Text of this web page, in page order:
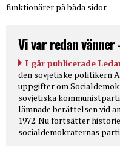
funktionärer på båda sidor.
Vi var redan vänner
I går publicerade
den sovjetiske politikern
uppgifter om
sovjetiska
lämnade berättelsen vid
1972. Nu fortsätter
socialdemokraternas